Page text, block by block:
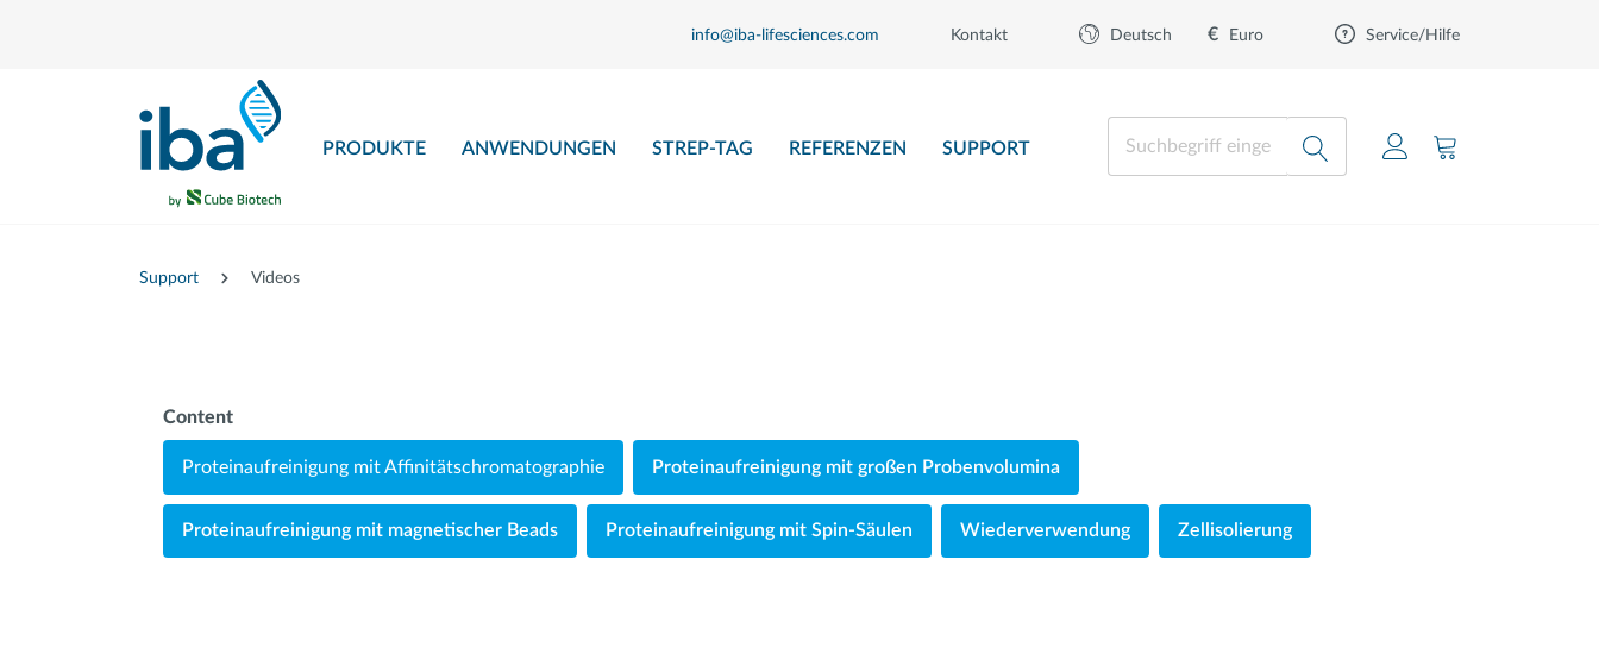
info@iba-lifesciences.com Kontakt Deutsch € Euro Service/Hilfe
PRODUKTE ANWENDUNGEN STREP-TAG REFERENZEN SUPPORT
Support Videos
Content
Proteinaufreinigung mit Affinitätschromatographie Proteinaufreinigung mit großen Probenvolumina
Proteinaufreinigung mit magnetischer Beads Proteinaufreinigung mit Spin-Säulen Wiederverwendung Zellisolierung